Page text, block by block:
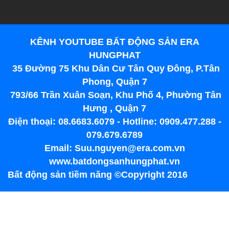
KÊNH YOUTUBE BẤT ĐỘNG SẢN ERA
HUNGPHAT
35 Đường 75 Khu Dân Cư Tân Quy Đông, P.Tân
Phong, Quận 7
793/66 Trần Xuân Soạn, Khu Phố 4, Phường Tân
Hưng , Quận 7
Điện thoại: 08.6683.6079 - Hotline: 0909.477.288 -
079.679.6789
Email: Suu.nguyen@era.com.vn
www.batdongsanhungphat.vn
Bất động sản tiềm năng ©Copyright 2016